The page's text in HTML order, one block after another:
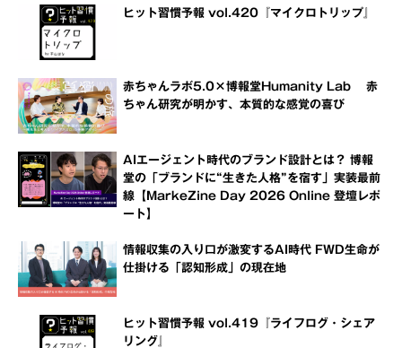
ヒット習慣予報 vol.420『マイクロトリップ』
赤ちゃんラボ5.0×博報堂Humanity Lab 赤
ちゃん研究が明かす、本質的な感覚の喜び
AIエージェント時代のブランド設計とは？ 博報
堂の「ブランドに“生きた人格”を宿す」実装最前
線【MarkeZine Day 2026 Online 登壇レポ
ート】
情報収集の入り口が激変するAI時代 FWD生命が
仕掛ける「認知形成」の現在地
ヒット習慣予報 vol.419『ライフログ・シェア
リング』